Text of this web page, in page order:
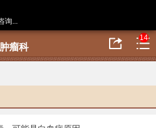
询...
肿瘤科
14